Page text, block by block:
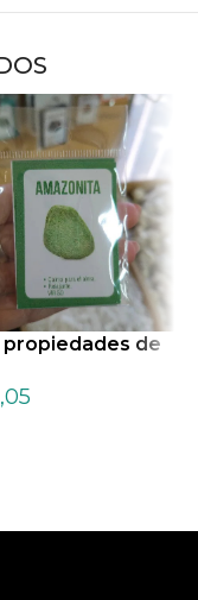
propiedades de